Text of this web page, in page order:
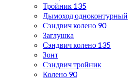
Тройник 135
Дымоход одноконтурный
Сэндвич колено 90
Заглушка
Сэндвич колено 135
Зонт
Сэндвич тройник
Колено 90